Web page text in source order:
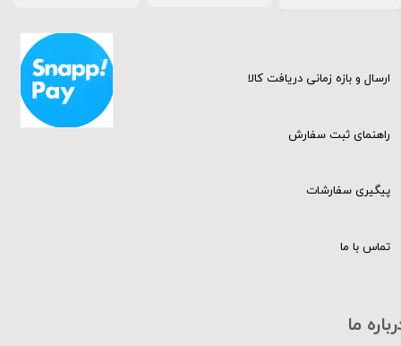
ما
ارسال و بازه زمانی دریافت کالا
راهنمای ثبت سفارش
پیگیری سفارشات
تماس با ما